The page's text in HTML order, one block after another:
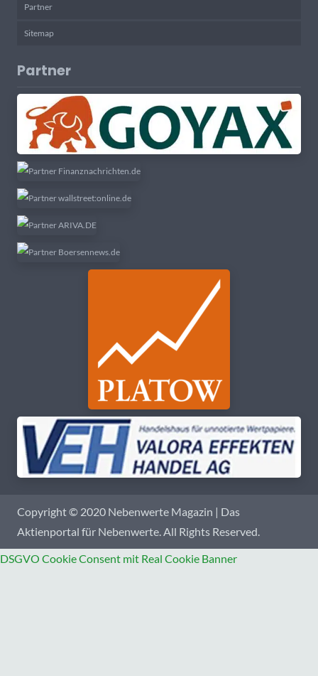
Partner
Sitemap
Partner
Copyright © 2020 Nebenwerte Magazin | Das
Aktienportal für Nebenwerte. All Rights Reserved.
DSGVO Cookie Consent mit Real Cookie Banner